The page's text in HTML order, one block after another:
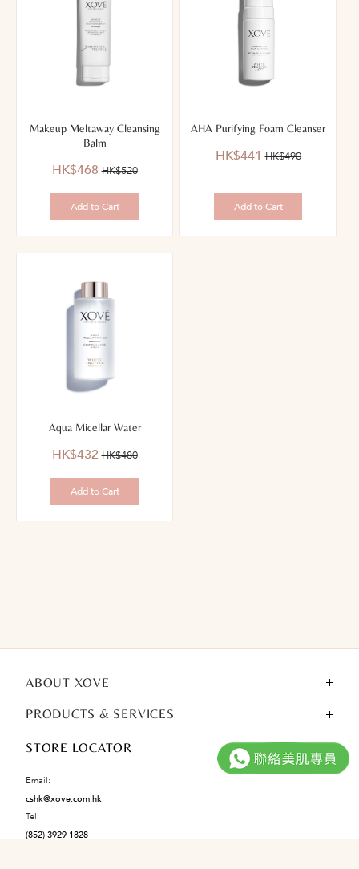
Makeup Meltaway Cleansing
Balm
優
價：
HK$468價
HK$520
Add to Cart
AHA Purifying Foam Cleanser
優
HK$441 價
HK$490
Add to Cart
Aqua Micellar Water
優
價：
HK$432價
HK$480
Add to Cart
ABOUT XOVE
PRODUCTS & SERVICES
STORE LOCATOR
Email:
cshk@xove.com.hk
Tel:
(852) 3929 1828